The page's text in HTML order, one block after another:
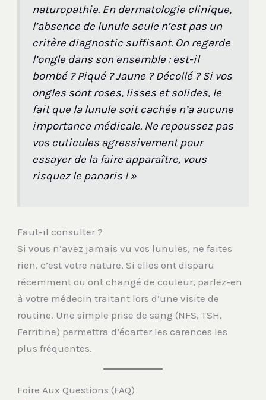
naturopathie. En dermatologie clinique,
l’absence de lunule seule n’est pas un
critère diagnostic suffisant. On regarde
l’ongle dans son ensemble : est-il
bombé ? Piqué ? Jaune ? Décollé ? Si vos
ongles sont roses, lisses et solides, le
fait que la lunule soit cachée n’a aucune
importance médicale. Ne repoussez pas
vos cuticules agressivement pour
essayer de la faire apparaître, vous
risquez le panaris ! »
Faut-il consulter ?
Si vous n’avez jamais vu vos lunules, ne faites
rien, c’est votre nature. Si elles ont disparu
récemment ou ont changé de couleur, parlez-en
à votre médecin traitant lors d’une visite de
routine. Une simple prise de sang (NFS, TSH,
Ferritine) permettra d’écarter les carences les
plus fréquentes.
Foire Aux Questions (FAQ)